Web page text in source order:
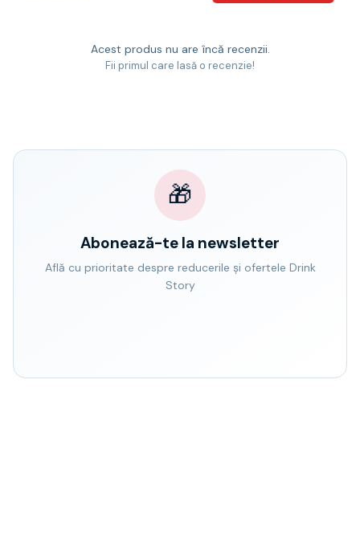
Acest produs nu are încă recenzii.
Fii primul care lasă o recenzie!
🎁
Abonează-te la newsletter
Află cu prioritate despre reducerile și ofertele Drink
Story